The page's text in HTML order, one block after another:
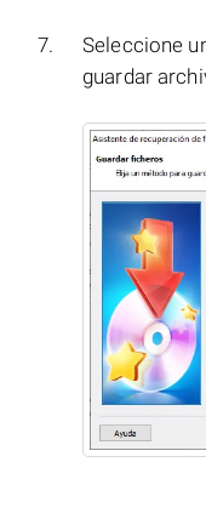
Seleccione
guardar